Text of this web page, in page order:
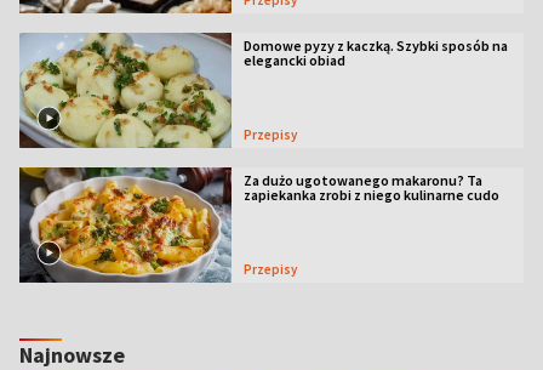
Domowe pyzy z kaczką. Szybki sposób na
elegancki obiad
Przepisy
Za dużo ugotowanego makaronu? Ta
zapiekanka zrobi z niego kulinarne cudo
Przepisy
Najnowsze